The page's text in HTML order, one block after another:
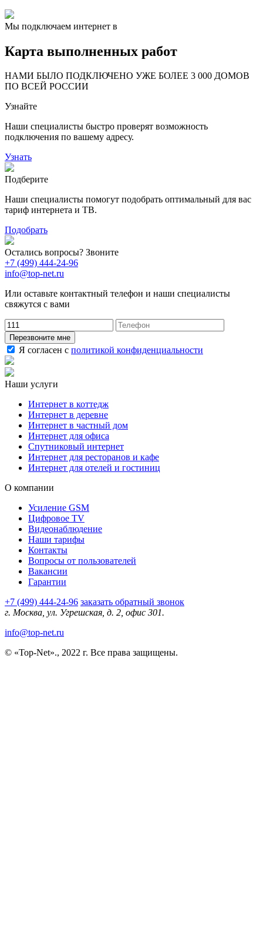
Мы подключаем интернет в
Карта выполненных работ
НАМИ БЫЛО ПОДКЛЮЧЕНО УЖЕ БОЛЕЕ 3 000 ДОМОВ
ПО ВСЕЙ РОССИИ
57
163
29
99
78
48
Узнайте
Наши специалисты быстро проверят возможность
подключения по вашему адресу.
Узнать
Подберите
Наши специалисты помогут подобрать оптимальный для вас
тариф интернета и ТВ.
Подобрать
Остались вопросы? Звоните
+7 (499) 444-24-96
info@top-net.ru
Или оставьте контактный телефон и наши специалисты
свяжутся с вами
Перезвоните мне
Я согласен с политикой конфиденциальности
Наши услуги
Интернет в коттедж
Интернет в деревне
Интернет в частный дом
Интернет для офиса
Спутниковый интернет
Интернет для ресторанов и кафе
Интернет для отелей и гостиниц
О компании
Усиление GSM
Цифровое TV
Видеонаблюдение
Наши тарифы
Контакты
Вопросы от пользователей
Вакансии
Гарантии
+7 (499) 444-24-96 заказать обратный звонок
г. Москва, ул. Угрешская, д. 2, офис 301.
info@top-net.ru
© «Top-Net»., 2022 г. Все права защищены.